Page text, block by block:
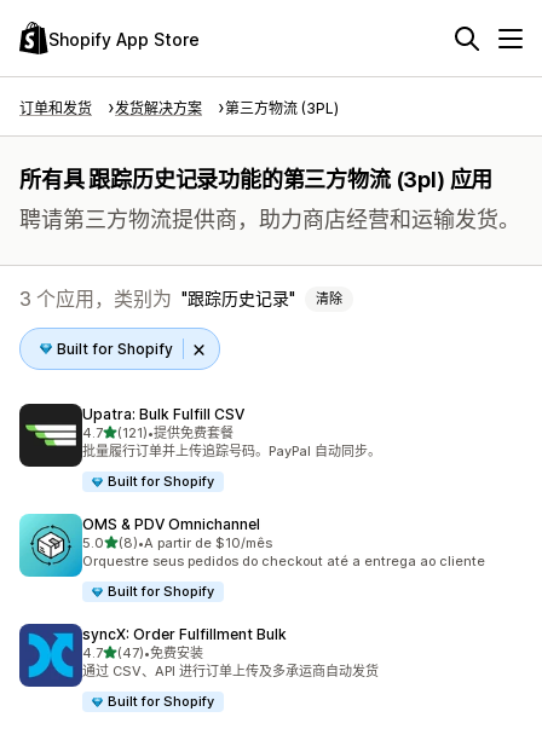
Shopify App Store
订单和发货 发货解决方案 第三方物流 (3PL)
所有具 跟踪历史记录功能的第三方物流 (3pl) 应用
聘请第三方物流提供商，助力商店经营和运输发货。
3 个应用，类别为 跟踪历史记录 清除
Built for Shopify
Upatra: Bulk Fulfill CSV
4.7星（满分 5 星）
(121)
总共 121 条评论
•提供免费套餐
批量履行订单并上传追踪号码。PayPal 自动同步。
Built for Shopify
OMS & PDV Omnichannel
5.0星（满分 5 星）
(8)
总共 8 条评论
•A partir de $10/mês
Orquestre seus pedidos do checkout até a entrega ao cliente
Built for Shopify
syncX: Order Fulfillment Bulk
4.7星（满分 5 星）
(47)
总共 47 条评论
•免费安装
通过 CSV、API 进行订单上传及多承运商自动发货
Built for Shopify